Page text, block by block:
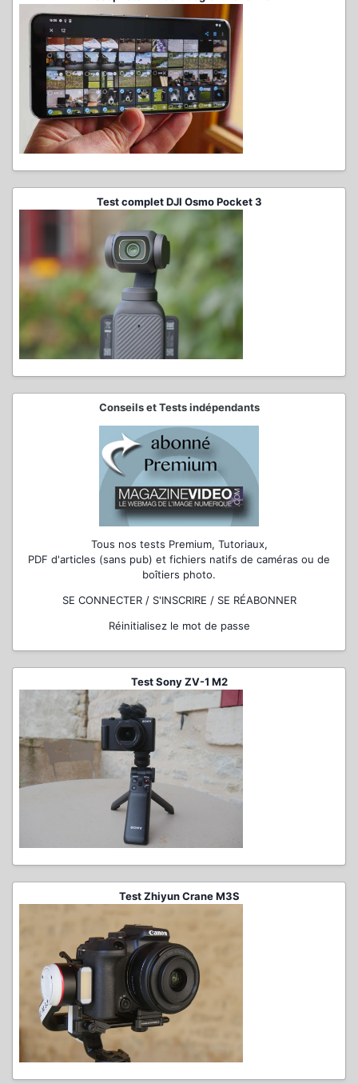
Test complet DJI Osmo Pocket 3
Conseils et Tests indépendants
Tous nos tests Premium, Tutoriaux,
PDF d'articles (sans pub) et fichiers natifs de caméras ou de
boîtiers photo.
SE CONNECTER / S'INSCRIRE / SE RÉABONNER
Réinitialisez le mot de passe
Test Sony ZV-1 M2
Test Zhiyun Crane M3S